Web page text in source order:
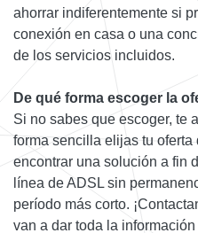
ahorrar indiferentemente si
conexión en casa o una
de los servicios incluidos.
De qué forma escoger la
Si no sabes que escoger, te
forma sencilla elijas tu
encontrar una solución a fin
línea de ADSL sin
período más corto.
van a dar toda la